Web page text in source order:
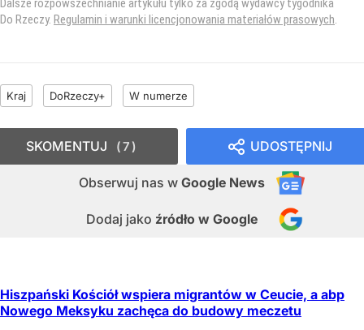
Dalsze rozpowszechnianie artykułu tylko za zgodą wydawcy tygodnika
Do Rzeczy. Regulamin i warunki licencjonowania materiałów prasowych.
Kraj DoRzeczy+ W numerze
UDOSTĘPNIJ
Obserwuj nas w Google News
Dodaj jako źródło w Google
SKOMENTUJ 7
Hiszpański Kościół wspiera migrantów w Ceucie, a abp
Nowego Meksyku zachęca do budowy meczetu